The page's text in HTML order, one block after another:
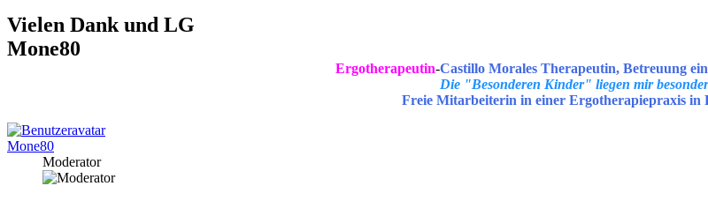
Vielen Dank und LG
Mone80
Ergotherapeutin-Castillo Morales Therapeutin, Betreuung
Die "Besonderen Kinder" liegen mir
Freie Mitarbeiterin in einer Ergotherapiepraxis
Mone80
Moderator